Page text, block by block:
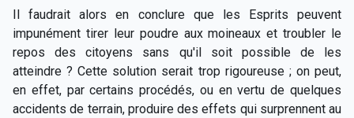
Il faudrait alors en conclure que les Esprits peuvent
impunément tirer leur poudre aux moineaux et troubler le
repos des citoyens sans qu'il soit possible de les
atteindre ? Cette solution serait trop rigoureuse ; on peut,
en effet, par certains procédés, ou en vertu de quelques
accidents de terrain, produire des effets qui surprennent au